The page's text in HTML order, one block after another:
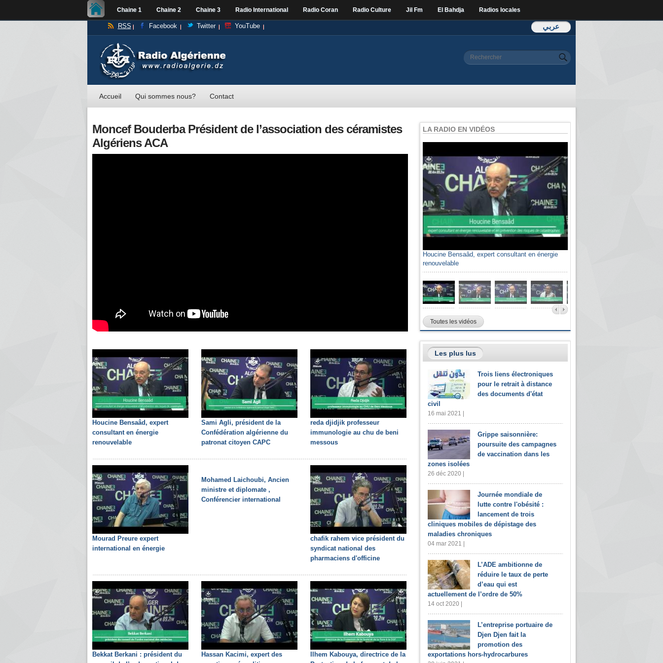
Chaine 1 Chaine 2 Chaine 3 Radio International Radio Coran Radio Culture Jil Fm El Bahdja Radios locales
عربي RSS Facebook Twitter YouTube
Formulaire de
Rechercher
Accueil Qui sommes nous? Contact
Moncef Bouderba Président de l’association des céramistes
Algériens ACA
Houcine Bensaâd, expert
consultant en énergie
renouvelable
Sami Agli, président de la
Confédération algérienne du
patronat citoyen CAPC
reda djidjik professeur
immunologie au chu de beni
messous
Mourad Preure expert
international en énergie
Mohamed Laichoubi, Ancien
ministre et diplomate ,
Conférencier international
chafik rahem vice président du
syndicat national des
pharmaciens d'officine
Bekkat Berkani : président du
Hassan Kacimi, expert des
Ilhem Kabouya, directrice de la
LA RADIO EN VIDÉOS
Houcine Bensaâd, expert consultant en énergie
renouvelable
Toutes les vidéos
Les plus lus
Trois liens électroniques
pour le retrait à distance
des documents d'état
civil
16 mai 2021 |
Grippe saisonnière:
poursuite des campagnes
de vaccination dans les
zones isolées
26 déc 2020 |
Journée mondiale de
lutte contre l'obésité :
lancement de trois
cliniques mobiles de dépistage des
maladies chroniques
04 mar 2021 |
L’ADE ambitionne de
réduire le taux de perte
d’eau qui est
actuellement de l’ordre de 50%
14 oct 2020 |
L’entreprise portuaire de
Djen Djen fait la
promotion des
exportations hors-hydrocarbures